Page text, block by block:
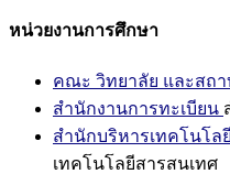
หน่วยงานการศึกษา
คณะ วิทยาลัย และสถ
สำนักงานการทะเบียน
สำนักบริหารเทคโนโล
เทคโนโลยีสารสนเทศ